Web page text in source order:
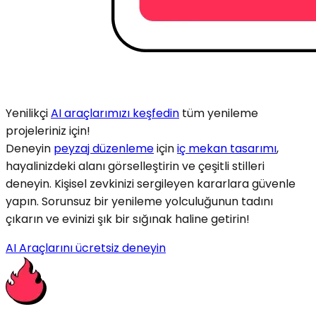
YenilikçiAI araçlarımızı keşfedin tüm yenileme
projeleriniz için!
Deneyin peyzaj düzenlemeiçiniç mekan tasarımı,
hayalinizdeki alanı görselleştirin ve çeşitli stilleri
deneyin. Kişisel zevkinizi sergileyen kararlara güvenle
yapın. Sorunsuz bir yenileme yolculuğunun tadını
çıkarın ve evinizi şık bir sığınak haline getirin!
AI Araçlarını ücretsiz deneyin